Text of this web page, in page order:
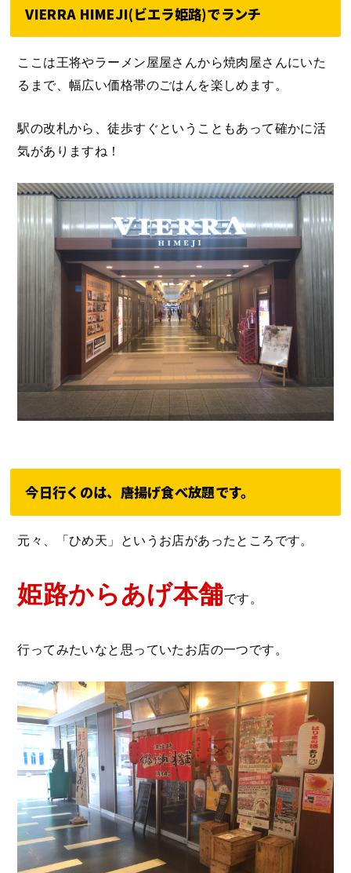
VIERRA HIMEJI(ビエラ姫路)でランチ
ここは王将やラーメン屋屋さんから焼肉屋さんにいた
るまで、幅広い価格帯のごはんを楽しめます。
駅の改札から、徒歩すぐということもあって確かに活
気がありますね！
今日行くのは、唐揚げ食べ放題です。
元々、「ひめ天」というお店があったところです。
姫路からあげ本舗です。
行ってみたいなと思っていたお店の一つです。